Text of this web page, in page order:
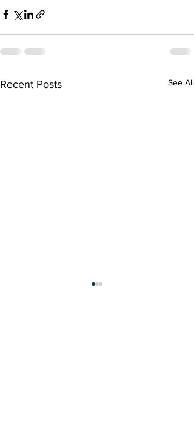
Recent Posts See All